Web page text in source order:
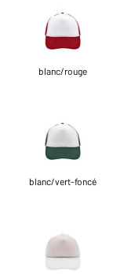
blanc/rouge
blanc/vert-foncé